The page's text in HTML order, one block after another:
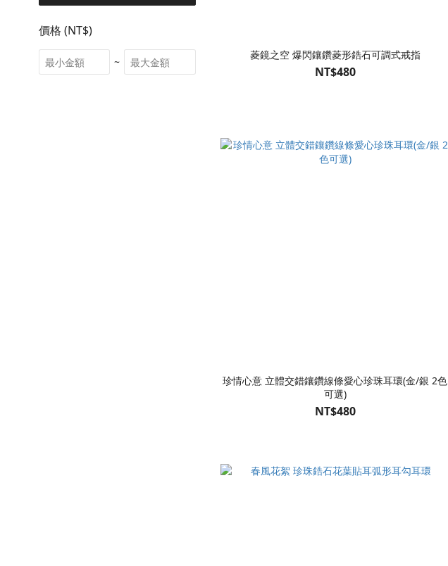
價格 (NT$)
~
菱鏡之空 爆閃鑲鑽菱形鋯石可調式戒指
NT$480
珍情心意 立體交錯鑲鑽線條愛心珍珠耳環(金/銀 2色
可選)
NT$480